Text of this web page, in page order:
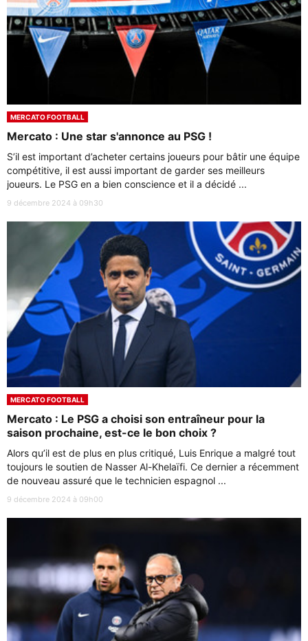
MERCATO FOOTBALL
Mercato : Une star s'annonce au PSG !
S’il est important d’acheter certains joueurs pour bâtir une équipe
compétitive, il est aussi important de garder ses meilleurs
joueurs. Le PSG en a bien conscience et il a décidé ...
9 décembre 2024 à 09h30
MERCATO FOOTBALL
Mercato : Le PSG a choisi son entraîneur pour la
saison prochaine, est-ce le bon choix ?
Alors qu’il est de plus en plus critiqué, Luis Enrique a malgré tout
toujours le soutien de Nasser Al-Khelaïfi. Ce dernier a récemment
de nouveau assuré que le technicien espagnol ...
9 décembre 2024 à 09h00